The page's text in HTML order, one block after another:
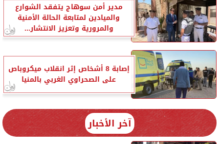
مدير أمن سوهاج يتفقد الشوارع
والميادين لمتابعة الحالة الأمنية
والمرورية وتعزيز الانتشار...
إصابة 8 أشخاص إثر انقلاب ميكروباص
على الصحراوي الغربي بالمنيا
آخر الأخبار